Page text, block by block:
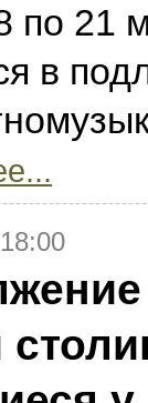
по 21
в